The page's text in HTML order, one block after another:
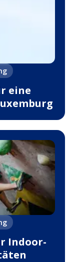
eine
Indoor-